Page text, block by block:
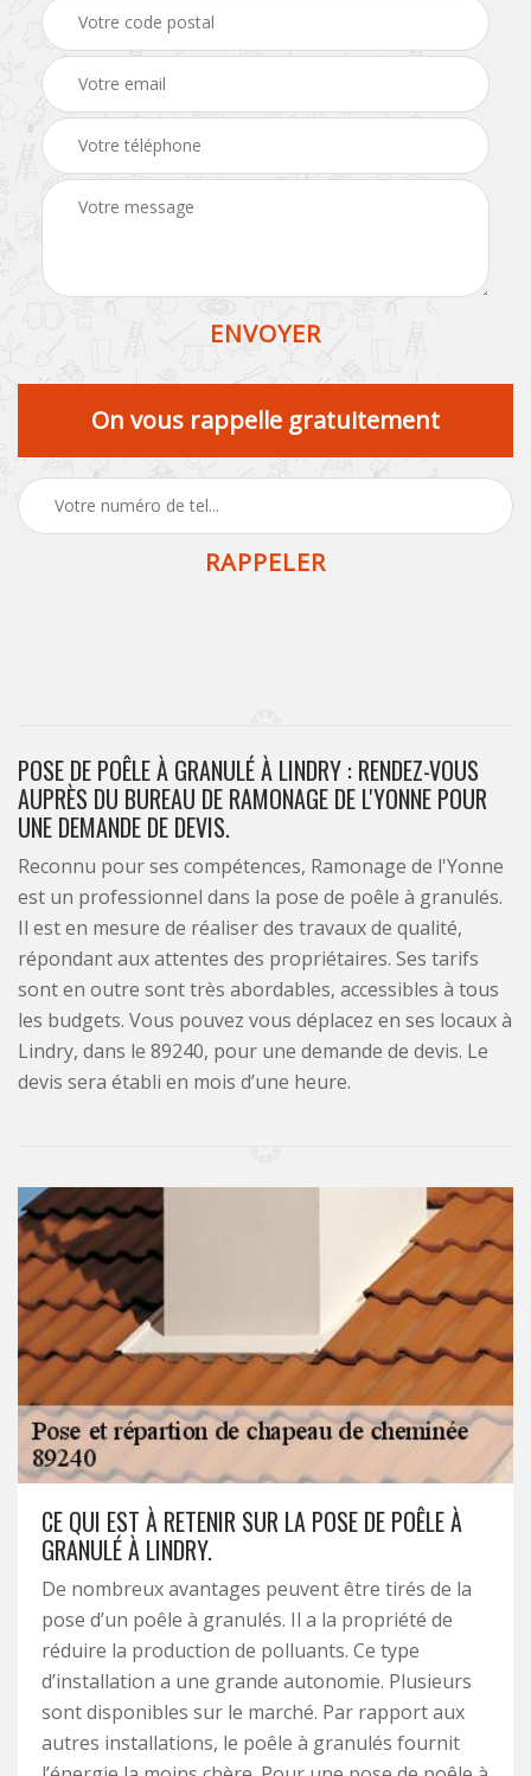
On vous rappelle gratuitement
POSE DE POÊLE À GRANULÉ À LINDRY : RENDEZ-VOUS
AUPRÈS DU BUREAU DE RAMONAGE DE L'YONNE POUR
UNE DEMANDE DE DEVIS.
Reconnu pour ses compétences, Ramonage de l'Yonne
est un professionnel dans la pose de poêle à granulés.
Il est en mesure de réaliser des travaux de qualité,
répondant aux attentes des propriétaires. Ses tarifs
sont en outre sont très abordables, accessibles à tous
les budgets. Vous pouvez vous déplacez en ses locaux à
Lindry, dans le 89240, pour une demande de devis. Le
devis sera établi en mois d’une heure.
CE QUI EST À RETENIR SUR LA POSE DE POÊLE À
GRANULÉ À LINDRY.
De nombreux avantages peuvent être tirés de la
pose d’un poêle à granulés. Il a la propriété de
réduire la production de polluants. Ce type
d’installation a une grande autonomie. Plusieurs
sont disponibles sur le marché. Par rapport aux
autres installations, le poêle à granulés fournit